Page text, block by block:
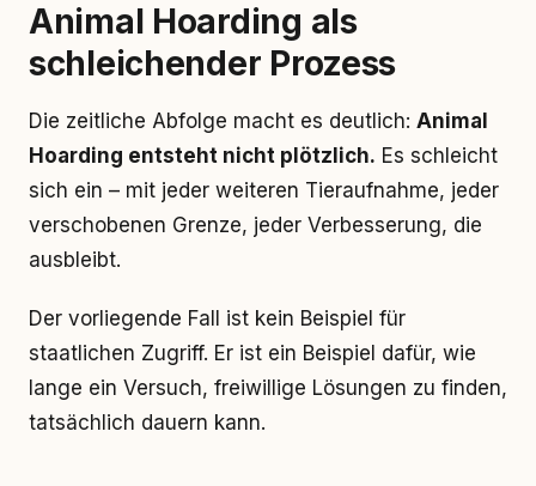
Animal Hoarding als
schleichender Prozess
Die zeitliche Abfolge macht es deutlich: Animal
Hoarding entsteht nicht plötzlich. Es schleicht
sich ein – mit jeder weiteren Tieraufnahme, jeder
verschobenen Grenze, jeder Verbesserung, die
ausbleibt.
Der vorliegende Fall ist kein Beispiel für
staatlichen Zugriff. Er ist ein Beispiel dafür, wie
lange ein Versuch, freiwillige Lösungen zu finden,
tatsächlich dauern kann.